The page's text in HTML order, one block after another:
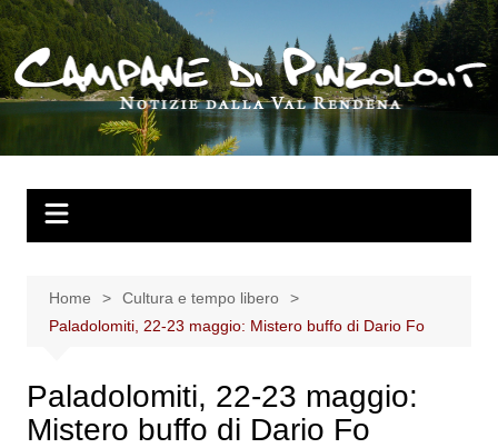
Salta
al
contenuto
Home
Cultura e tempo libero
Paladolomiti, 22-23 maggio: Mistero buffo di Dario Fo
Paladolomiti, 22-23 maggio:
Mistero buffo di Dario Fo